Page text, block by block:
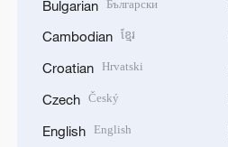
Bulgarian
Cambodian ខ្មែរ
Croatian Hrvatski
Czech Český
English English